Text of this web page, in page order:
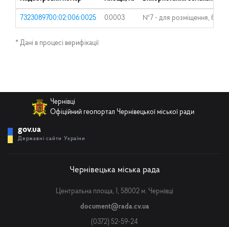
7323089700:02:006:0025 0.0003 №7 - для розміщення,
* Дані в процесі верифікації
Чернівці
Офіційний геопортал Чернівецької міської ради
gov.ua
Державні сайти України
Чернівецька міська рада
Центральна площа, 1, 58002 м. Чернівці
document@rada.cv.ua
(0372) 52-59-24